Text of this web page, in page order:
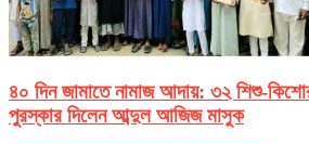
৪০ দিন জামাতে নামাজ আদায়: ৩২ শিশু-
পুরস্কার দিলেন আব্দুল আজিজ মাসুক